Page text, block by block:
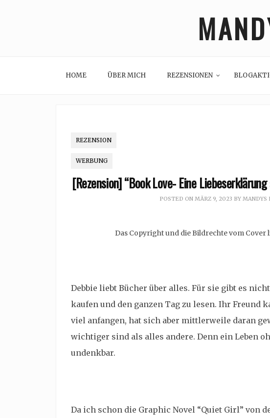
HOME ÜBER MICH REZENSIONEN
REZENSION
WERBUNG
[Rezension] “Book Love- Eine
POSTED ON MÄRZ 9, 2023 BY MANDYS
Das Copyright und die Bildrechte vom Cover
Debbie liebt Bücher über alles. Für sie gibt es
kaufen und den ganzen Tag zu lesen. Ihr Freund
viel anfangen, hat sich aber mittlerweile daran
wichtiger sind als alles andere. Denn ein Leben
undenkbar.
Da ich schon die Graphic Novel “Quiet Girl” von